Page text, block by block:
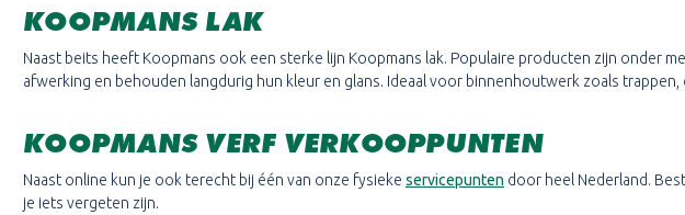
KOOPMANS LAK
Naast beits heeft Koopmans ook een sterke lijn Koopmans lak. Populaire producten zijn onder
afwerking en behouden langdurig hun kleur en glans. Ideaal voor binnenhoutwerk zoals trappen,
KOOPMANS VERF VERKOOPPUNTEN
Naast online kun je ook terecht bij één van onze fysieke servicepunten door heel Nederland.
je iets vergeten zijn.